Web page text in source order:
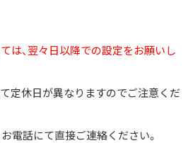
は、翌々日以降での設定をお願いし
定休日が異なりますのでご注意くだ
電話にて直接ご連絡ください。